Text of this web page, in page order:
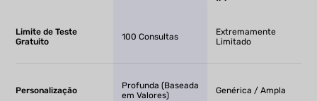
Limite de Teste
Gratuito
100 Consultas
Extremamente
Limitado
Personalização
Profunda (Baseada
em Valores)
Genérica / Ampla